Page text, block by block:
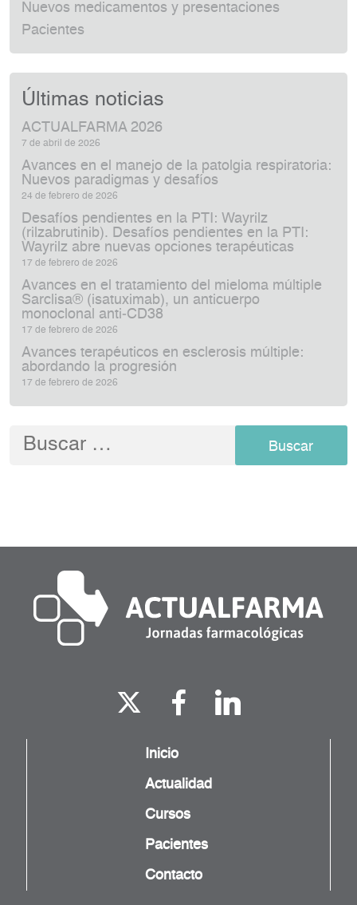
Nuevos medicamentos y presentaciones
Pacientes
Últimas noticias
ACTUALFARMA 2026
7 de abril de 2026
Avances en el manejo de la patolgia respiratoria:
Nuevos paradigmas y desafíos
24 de febrero de 2026
Desafíos pendientes en la PTI: Wayrilz
(rilzabrutinib). Desafíos pendientes en la PTI:
Wayrilz abre nuevas opciones terapéuticas
17 de febrero de 2026
Avances en el tratamiento del mieloma múltiple
Sarclisa® (isatuximab), un anticuerpo
monoclonal anti‑CD38
17 de febrero de 2026
Avances terapéuticos en esclerosis múltiple:
abordando la progresión
17 de febrero de 2026
Buscar:
Inicio
Actualidad
Cursos
Pacientes
Contacto